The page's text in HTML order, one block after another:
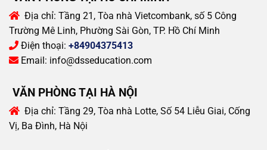
Địa chỉ: Tầng 21, Tòa nhà Vietcombank, số 5 Công
Trường Mê Linh, Phường Sài Gòn, TP. Hồ Chí Minh
Điện thoại: +84904375413
Email: info@dsseducation.com
VĂN PHÒNG TẠI HÀ NỘI
Địa chỉ: Tầng 29, Tòa nhà Lotte, Số 54 Liễu Giai, Cống
Vị, Ba Đình, Hà Nội